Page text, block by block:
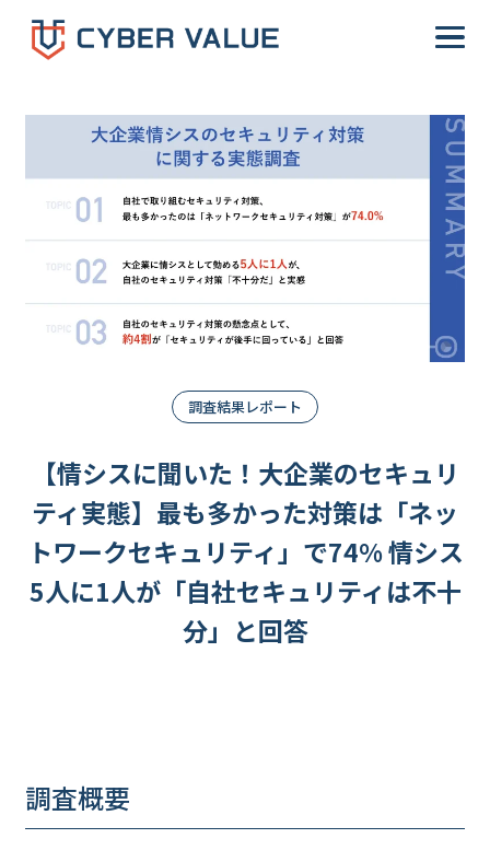
調査結果レポート
【情シスに聞いた！大企業のセキュリ
ティ実態】最も多かった対策は「ネッ
トワークセキュリティ」で74% 情シス
5人に1人が「自社セキュリティは不十
分」と回答
調査概要